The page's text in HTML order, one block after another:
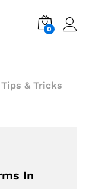
0
Tips & Tricks
In